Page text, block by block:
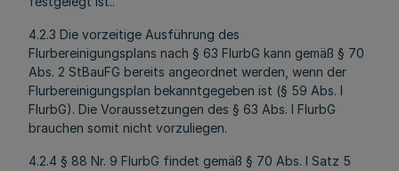
4.2.3 Die vorzeitige Ausführung des
Flurbereinigungsplans nach § 63 FlurbG kann gemäß § 70
Abs. 2 StBauFG bereits angeordnet werden, wenn der
Flurbereinigungsplan bekanntgegeben ist (§ 59 Abs. l
FlurbG). Die Voraussetzungen des § 63 Abs. l FlurbG
brauchen somit nicht vorzuliegen.
4.2.4 § 88 Nr. 9 FlurbG findet gemäß § 70 Abs. l Satz 5